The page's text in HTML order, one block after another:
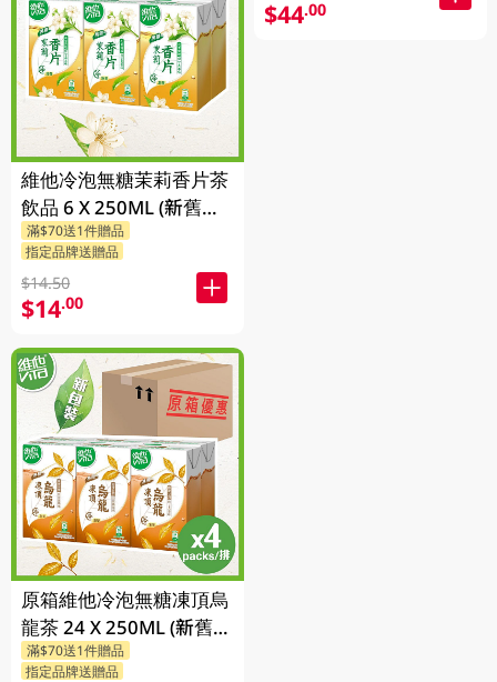
維他冷泡無糖茉莉香片茶
飲品 6 X 250ML (新舊包
裝隨機發貨)
滿$70送1件贈品
指定品牌送贈品
$14.50
$14.00
原箱維他冷泡無糖凍頂烏
龍茶 24 X 250ML (新舊包
裝隨機發貨)
滿$70送1件贈品
指定品牌送贈品
$44.00